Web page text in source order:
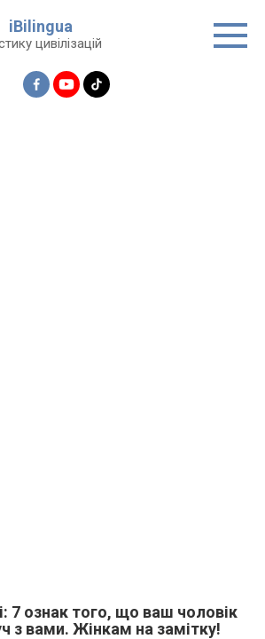
iBilingua
цивілізацій
7 ознак того, що ваш чоловік
з вами. Жінкам на замітку!